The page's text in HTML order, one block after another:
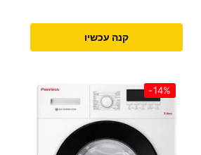
קנה עכשיו
-14%